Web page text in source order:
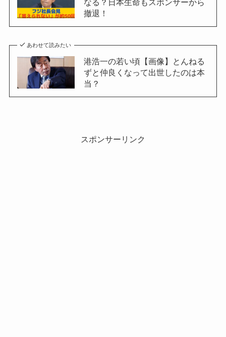
なる？日本生命もスポンサーから
撤退！
あわせて読みたい
港浩一の若い頃【画像】とんねる
ずと仲良くなって出世したのは本
当？
スポンサーリンク